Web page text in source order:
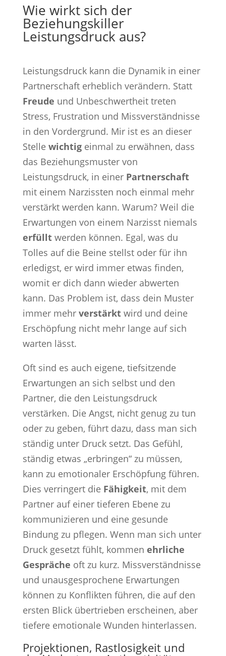
Wie wirkt sich der
Beziehungskiller
Leistungsdruck aus?
Leistungsdruck kann die Dynamik in einer
Partnerschaft erheblich verändern. Statt
Freude und Unbeschwertheit treten
Stress, Frustration und Missverständnisse
in den Vordergrund. Mir ist es an dieser
Stelle wichtig einmal zu erwähnen, dass
das Beziehungsmuster von
Leistungsdruck, in einer Partnerschaft
mit einem Narzissten noch einmal mehr
verstärkt werden kann. Warum? Weil die
Erwartungen von einem Narzisst niemals
erfülltwerden können. Egal, was du
Tolles auf die Beine stellst oder für ihn
erledigst, er wird immer etwas finden,
womit er dich dann wieder abwerten
kann. Das Problem ist, dass dein Muster
immer mehr verstärktwird und deine
Erschöpfung nicht mehr lange auf sich
warten lässt.
Oft sind es auch eigene, tiefsitzende
Erwartungen an sich selbst und den
Partner, die den Leistungsdruck
verstärken. Die Angst, nicht genug zu tun
oder zu geben, führt dazu, dass man sich
ständig unter Druck setzt. Das Gefühl,
ständig etwas „erbringen“ zu müssen,
kann zu emotionaler Erschöpfung führen.
Dies verringert die Fähigkeit, mit dem
Partner auf einer tieferen Ebene zu
kommunizieren und eine gesunde
Bindung zu pflegen. Wenn man sich unter
Druck gesetzt fühlt, kommen ehrliche
Gespräche oft zu kurz. Missverständnisse
und unausgesprochene Erwartungen
können zu Konflikten führen, die auf den
ersten Blick übertrieben erscheinen, aber
tiefere emotionale Wunden hinterlassen.
Projektionen, Rastlosigkeit und